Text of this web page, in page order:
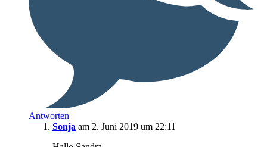
Antworten
Sonja am 2. Juni 2019 um 22:11